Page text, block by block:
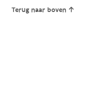
Terug naar boven